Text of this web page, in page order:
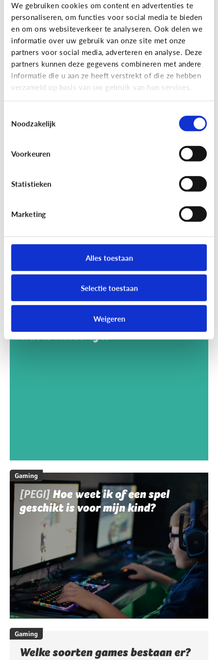
We gebruiken cookies om content en advertenties te
personaliseren, om functies voor social media te bieden
en om ons websiteverkeer te analyseren. Ook delen we
informatie over uw gebruik van onze site met onze
partners voor social media, adverteren en analyse. Deze
partners kunnen deze gegevens combineren met andere
informatie die u aan ze heeft verstrekt of die ze hebben
verzameld op basis van uw gebruik van hun services.
Noodzakelijk
Voorkeuren
Statistieken
Marketing
Alles toestaan
Selectie toestaan
Weigeren
Wat is Fall Guys?
Gaming
[Video] Gamet mijn kind teveel?
Wat is Minecraft?
Gaming
[PEGI] Hoe weet ik of een spel
geschikt is voor mijn kind?
Gaming
Welke soorten games bestaan er?